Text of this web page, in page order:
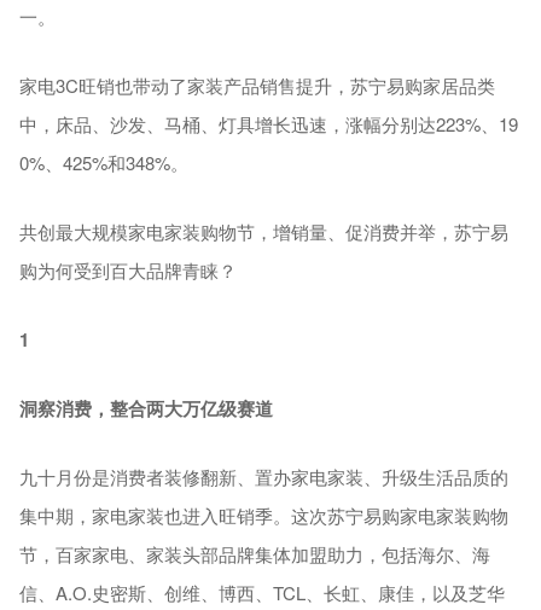
一。
家电3C旺销也带动了家装产品销售提升，苏宁易购家居品类
中，床品、沙发、马桶、灯具增长迅速，涨幅分别达223%、19
0%、425%和348%。
共创最大规模家电家装购物节，增销量、促消费并举，苏宁易
购为何受到百大品牌青睐？
1
洞察消费，整合两大万亿级赛道
九十月份是消费者装修翻新、置办家电家装、升级生活品质的
集中期，家电家装也进入旺销季。这次苏宁易购家电家装购物
节，百家家电、家装头部品牌集体加盟助力，包括海尔、海
信、A.O.史密斯、创维、博西、TCL、长虹、康佳，以及芝华